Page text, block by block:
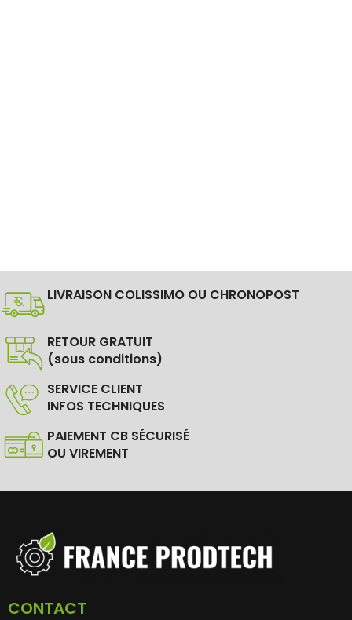
LIVRAISON COLISSIMO OU CHRONOPOST
RETOUR GRATUIT
(sous conditions)
SERVICE CLIENT
INFOS TECHNIQUES
PAIEMENT CB SÉCURISÉ
OU VIREMENT
CONTACT